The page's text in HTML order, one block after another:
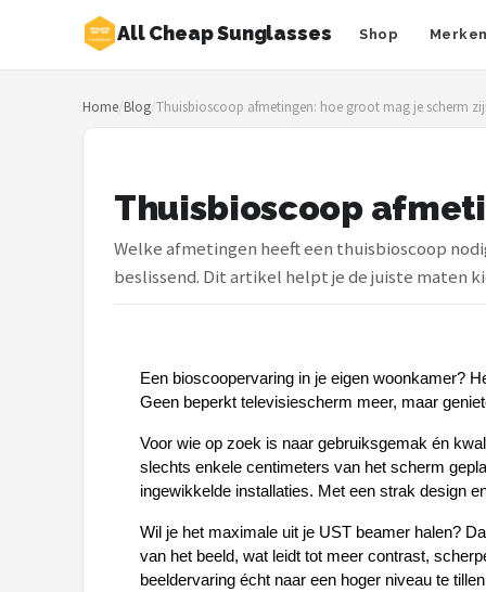
All Cheap Sunglasses Shop Merken
Zoeken
NAVIGATIE
Baby zonnebrillen
Home/Blog/Thuisbioscoop afmetingen: hoe groot mag je scherm
Thuisbioscoop
Welke afmetingen heeft een thuisbioscoop
beslissend. Dit artikel helpt je de juiste maten
Een bioscoopervaring in je eigen woonkamer?
Geen beperkt televisiescherm meer, maar
Voor wie op zoek is naar gebruiksgemak én
slechts enkele centimeters van het scherm
ingewikkelde installaties. Met een strak design
Wil je het maximale uit je UST beamer halen?
van het beeld, wat leidt tot meer contrast,
beeldervaring écht naar een hoger niveau te